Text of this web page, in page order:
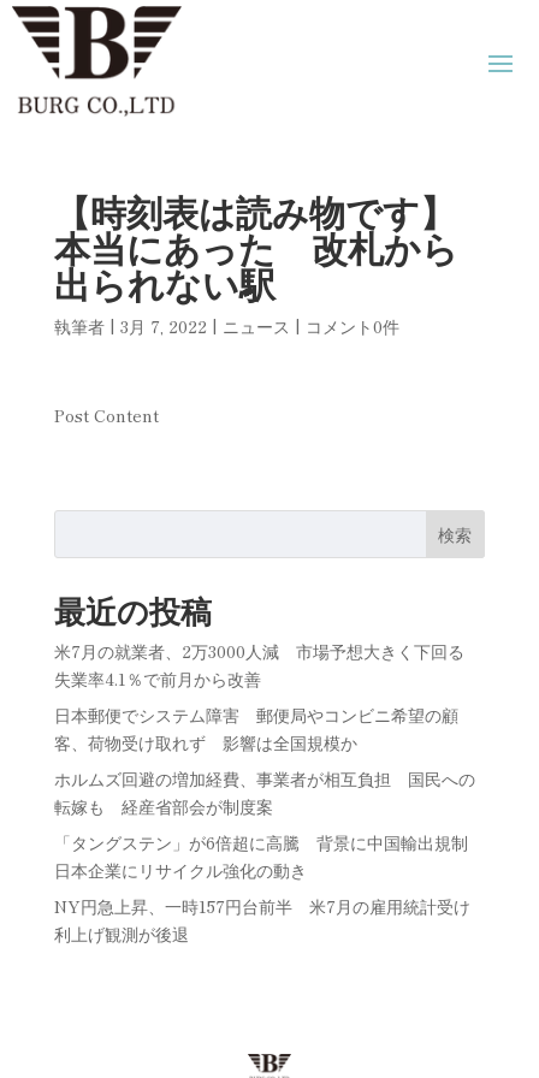
【時刻表は読み物です】
本当にあった 改札から
出られない駅
執筆者 | 3月 7, 2022 | ニュース | コメント0件
Post Content
検索
最近の投稿
米7月の就業者、2万3000人減 市場予想大きく下回る
失業率4.1％で前月から改善
日本郵便でシステム障害 郵便局やコンビニ希望の顧
客、荷物受け取れず 影響は全国規模か
ホルムズ回避の増加経費、事業者が相互負担 国民への
転嫁も 経産省部会が制度案
「タングステン」が6倍超に高騰 背景に中国輸出規制
日本企業にリサイクル強化の動き
NY円急上昇、一時157円台前半 米7月の雇用統計受け
利上げ観測が後退